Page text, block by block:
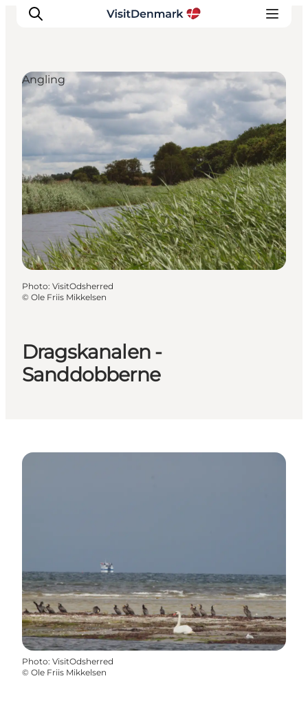
Inspirations
Destinations
Quoi faire
Hébergements
Planifiez votre voyage
Dragskanalen -
Sanddobberne
Angling
Photo: VisitOdsherred
© Ole Friis Mikkelsen
Photo: VisitOdsherred
© Ole Friis Mikkelsen